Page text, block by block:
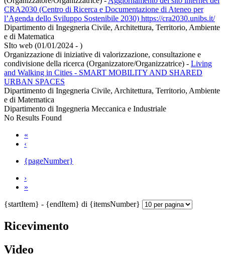
CRA2030 (Centro di Ricerca e Documentazione di Ateneo per
l’Agenda dello Sviluppo Sostenibile 2030) https://cra2030.unibs.it/
Dipartimento di Ingegneria Civile, Architettura, Territorio, Ambiente
e di Matematica
SIto web (01/01/2024 - )
Organizzazione di iniziative di valorizzazione, consultazione e
condivisione della ricerca (Organizzatore/Organizzatrice) - Living
and Walking in Cities - SMART MOBILITY AND SHARED
URBAN SPACES
Dipartimento di Ingegneria Civile, Architettura, Territorio, Ambiente
e di Matematica
Dipartimento di Ingegneria Meccanica e Industriale
No Results Found
«
‹
{pageNumber}
›
»
{startItem} - {endItem} di {itemsNumber}
Ricevimento
Video